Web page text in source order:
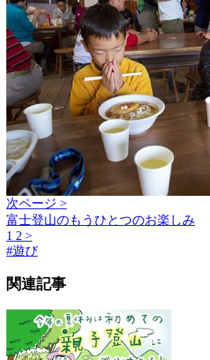
次ページ >
富士登山のもうひとつのお楽しみ
1 2 >
#遊び
関連記事